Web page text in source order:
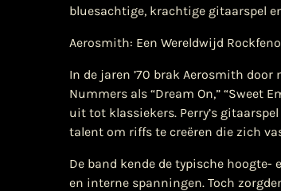
bluesachtige, krachtige gitaarspel
Aerosmith: Een Wereldwijd
In de jaren ’70 brak Aerosmith
Nummers als “Dream On,” “Sweet
uit tot klassiekers. Perry’s
talent om riffs te creëren die zich
De band kende de typische
en interne spanningen. Toch